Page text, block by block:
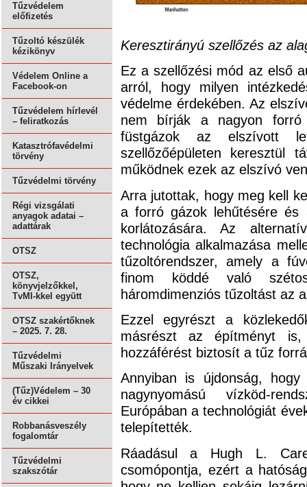
Tűzvédelem
előfizetés
Tűzoltó készülék
kézikönyv
Védelem Online a
Facebook-on
Tűzvédelem hírlevél
– feliratkozás
Katasztrófavédelmi
törvény
Tűzvédelmi törvény
Régi vizsgálati
anyagok adatai –
adattárak
OTSZ
OTSZ,
könyvjelzőkkel,
TvMI-kkel együtt
OTSZ szakértőknek
– 2025. 7. 28.
Tűzvédelmi
Műszaki Irányelvek
(Tűz)Védelem – 30
év cikkei
Robbanásveszély
fogalomtár
Tűzvédelmi
szakszótár
Keresztirányú szellőzés az
Ez a szellőzési mód az első
arról, hogy milyen
védelme érdekében. Az
nem bírják a nagyon
füstgázok az elszívott
szellőzőépületen keresztül
működnek ezek az elszívó
Arra jutottak, hogy meg kell
a forró gázok lehűtésére és
korlátozására. Az
technológia alkalmazása
tűzoltórendszer, amely a
finom köddé való
háromdimenziós tűzoltást az
Ezzel egyrészt a
másrészt az építményt
hozzáférést biztosít a tűz
Annyiban is újdonság,
nagynyomású vízköd-
Európában a technológiát
telepítették.
Ráadásul a Hugh L.
csomópontja, ezért a